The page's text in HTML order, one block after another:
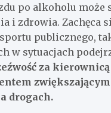
po alkoholu może
i zdrowia. Zachęca
publicznego,
w sytuacjach
za
zwiększającym
drogach.